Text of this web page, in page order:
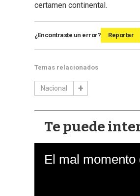
certamen continental.
¿Encontraste un error? Reportar
Temas relacionados
Nacional
Te puede